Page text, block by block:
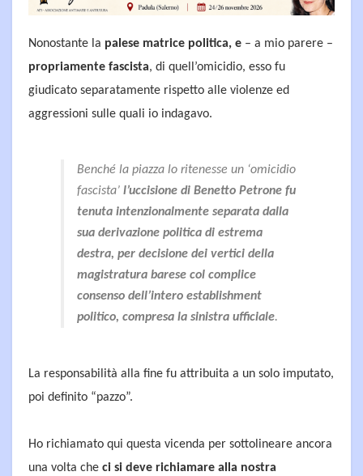
Nonostante la palese matrice politica, e – a mio parere –
propriamente fascista, di quell’omicidio, esso fu
giudicato separatamente rispetto alle violenze ed
aggressioni sulle quali io indagavo.
Benché la piazza lo ritenesse un ‘omicidio
fascista’ l’uccisione di Benetto Petrone fu
tenuta intenzionalmente separata dalla
sua derivazione politica di estrema
destra, per decisione dei vertici della
magistratura barese col complice
consenso dell’intero establishment
politico, compresa la sinistra ufficiale.
La responsabilità alla fine fu attribuita a un solo imputato,
poi definito “pazzo”.
Ho richiamato qui questa vicenda per sottolineare ancora
una volta che ci si deve richiamare alla nostra